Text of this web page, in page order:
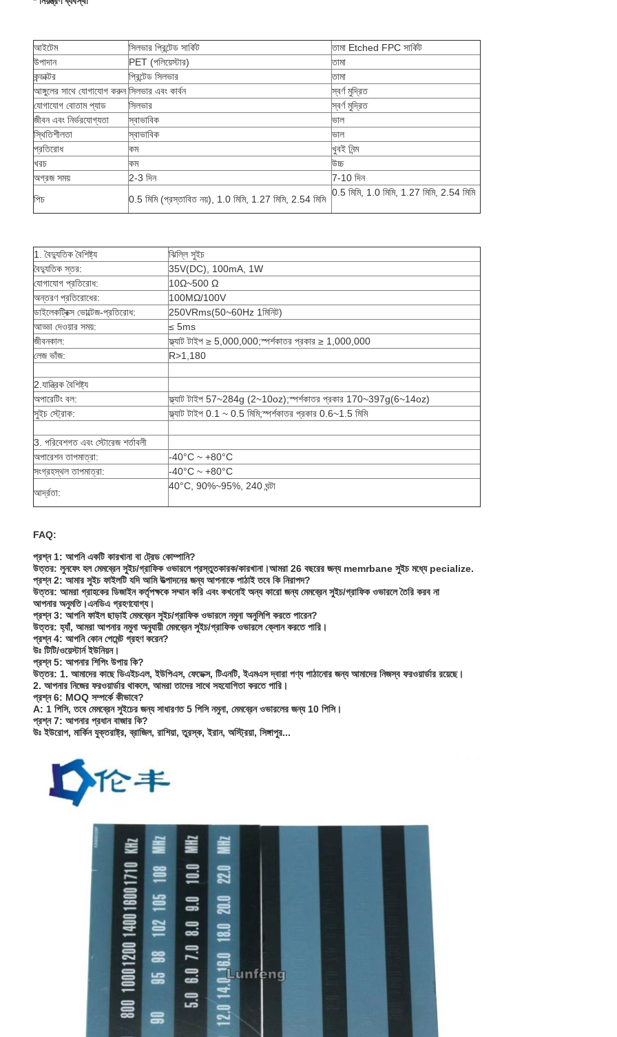
আইটেম সিলভার প্রিন্টেড সার্কিট
তামা Etched FPC সার্কিট
উপাদান
PET (পলিয়েস্টার)
তামা
কন্ডাক্টর
প্রিন্টেড সিলভার
তামা
আঙ্গুলের সাথে যোগাযোগ করুন সিলভার এবং কার্বন
স্বর্ণ মুদ্রিত
যোগাযোগ বোতাম প্যাড
সিলভার
স্বর্ণ মুদ্রিত
জীবন এবং নির্ভরযোগ্যতা
স্বাভাবিক
ভাল
স্থিতিশীলতা
স্বাভাবিক
ভাল
প্রতিরোধ
কম
খুবই নিন্ম
খরচ
কম
উচ্চ
অগ্রজ সময়
2-3 দিন
7-10 দিন
পিচ
0.5 মিমি (প্রস্তাবিত নয়), 1.0 মিমি, 1.27 মিমি, 2.54 মিমি
0.5 মিমি, 1.0 মিমি, 1.27 মিমি, 2.54 মিমি
1. বৈদ্যুতিক বৈশিষ্ট্য
ঝিল্লি সুইচ
বৈদ্যুতিক স্তর:
35V(DC), 100mA, 1W
যোগাযোগ প্রতিরোধ:
10Ω~500 Ω
অন্তরণ প্রতিরোধের:
100MΩ/100V
ডাইলেকট্রিক্স ভোল্টেজ-প্রতিরোধ:
250VRms(50~60Hz 1মিনিট)
আড্ডা দেওয়ার সময়:
≤ 5ms
জীবনকাল:
ফ্ল্যাট টাইপ ≥ 5,000,000;স্পর্শকাতর প্রকার ≥ 1,000,000
লেজ ভাঁজ:
R>1,180
2.যান্ত্রিক বৈশিষ্ট্য
অপারেটিং বল:
ফ্ল্যাট টাইপ 57~284g (2~10oz);স্পর্শকাতর প্রকার 170~397g(6~14oz)
সুইচ স্ট্রোক:
ফ্ল্যাট টাইপ 0.1 ~ 0.5 মিমি;স্পর্শকাতর প্রকার 0.6~1.5 মিমি
3. পরিবেশগত এবং স্টোরেজ শর্তাবলী
অপারেশন তাপমাত্রা:
-40°C ~ +80°C
সংগ্রহস্থল তাপমাত্রা:
-40°C ~ +80°C
আর্দ্রতা:
40°C, 90%~95%, 240 ঘন্টা
FAQ:
প্রশ্ন 1: আপনি একটি কারখানা বা ট্রেড কোম্পানি?
উত্তর: লুনফেং হল মেমব্রেন সুইচ/গ্রাফিক ওভারলে প্রস্তুতকারক/কারখানা।আমরা 26 বছরের জন্য memrbane সুইচ মধ্যে pecialize.
প্রশ্ন 2: আমার সুইচ ফাইলটি যদি আমি উত্পাদনের জন্য আপনাকে পাঠাই তবে কি নিরাপদ?
উত্তর: আমরা গ্রাহকের ডিজাইন কর্তৃপক্ষকে সম্মান করি এবং কখনোই অন্য কারো জন্য মেমব্রেন সুইচ/গ্রাফিক ওভারলে তৈরি করব না
আপনার অনুমতি।এনডিএ গ্রহণযোগ্য।
প্রশ্ন 3: আপনি ফাইল ছাড়াই মেমব্রেন সুইচ/গ্রাফিক ওভারলে নমুনা অনুলিপি করতে পারেন?
উত্তর: হ্যাঁ, আমরা আপনার নমুনা অনুযায়ী মেমব্রেন সুইচ/গ্রাফিক ওভারলে ক্লোন করতে পারি।
প্রশ্ন 4: আপনি কোন পেমেন্ট গ্রহণ করেন?
উঃ টিটি/ওয়েস্টার্ন ইউনিয়ন।
প্রশ্ন 5: আপনার শিপিং উপায় কি?
উত্তর: 1. আমাদের কাছে ডিএইচএল, ইউপিএস, ফেডেক্স, টিএনটি, ইএমএস দ্বারা পণ্য পাঠানোর জন্য আমাদের নিজস্ব ফরওয়ার্ডার রয়েছে।
2. আপনার নিজের ফরওয়ার্ডার থাকলে, আমরা তাদের সাথে সহযোগিতা করতে পারি।
প্রশ্ন 6: MOQ সম্পর্কে কীভাবে?
A: 1 পিসি, তবে মেমব্রেন সুইচের জন্য সাধারণত 5 পিসি নমুনা, মেমব্রেন ওভারলের জন্য 10 পিসি।
প্রশ্ন 7: আপনার প্রধান বাজার কি?
উঃ ইউরোপ, মার্কিন যুক্তরাষ্ট্র, ব্রাজিল, রাশিয়া, তুরস্ক, ইরান, অস্ট্রিয়া, সিঙ্গাপুর...